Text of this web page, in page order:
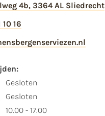
4b, 3364 AL Sliedrecht
10 16
Gesloten
Gesloten
10.00 - 17.00